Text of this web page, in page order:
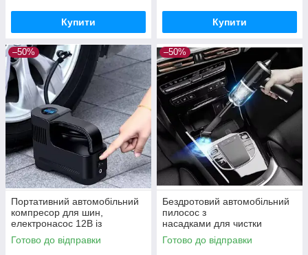
Купити Купити
–50%
Портативний автомобільний
компресор для шин,
електронасос 12В із
манометром, насос для
підкачування коліс,
Готово до відправки
–50%
Бездротовий автомобільний
пилосос з
насадками для чистки
машини 120 w,
Компактний Міні ручний
Готово до відправки